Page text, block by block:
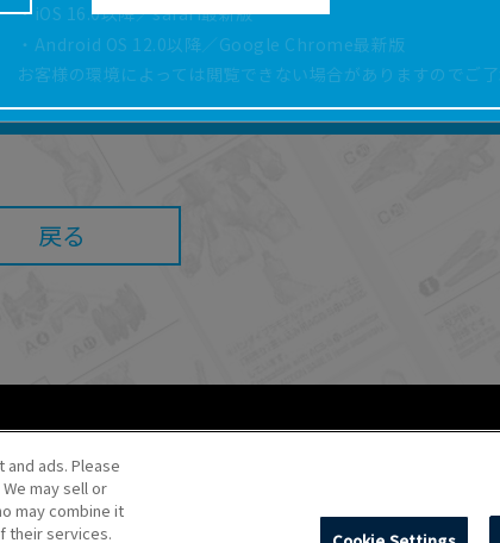
・iOS 16.0以降／safari最新版
・Android OS 12.0以降／Google Chrome最新版
お客様の環境によっては閲覧できない場合がありますのでご了
戻る
ads. Please
may sell or
may combine it
their services.
内容は予告なく変更される場合があります。
ますが、取扱説明書の完全性を保証するもので
ご利用いただけない場合があります。
ィルスに起因する障害を含みます。）等が生じ
更または停止することがあります。また当社は